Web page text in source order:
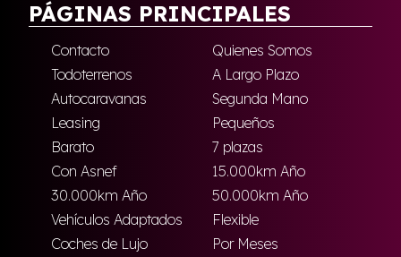
PÁGINAS PRINCIPALES
Contacto
Quienes Somos
Todoterrenos
A Largo Plazo
Autocaravanas
Segunda Mano
Leasing
Pequeños
Barato
7 plazas
Con Asnef
15.000km Año
30.000km Año
50.000km Año
Vehículos Adaptados
Flexible
Coches de Lujo
Por Meses